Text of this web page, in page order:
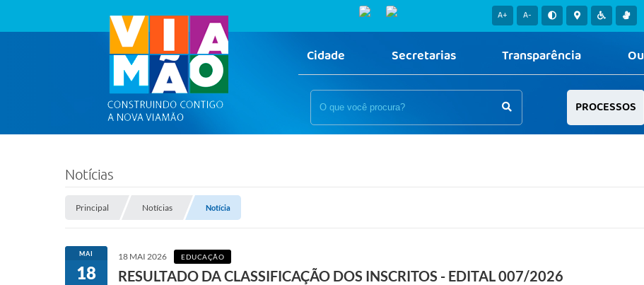
A+ A-
Cidade Secretarias Transparência
PROCESSOS
Notícias
Principal Notícias Notícia
MAI
18
18 MAI 2026 EDUCAÇÃO
RESULTADO DA CLASSIFICAÇÃO DOS INSCRITOS - EDITAL 007/2026